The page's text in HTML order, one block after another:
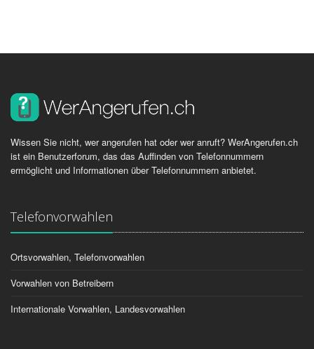
Wissen Sie nicht, wer angerufen hat oder wer anruft? WerAngerufen.ch
ist ein Benutzerforum, das das Auffinden von Telefonnummern
ermöglicht und Informationen über Telefonnummern anbietet.
Telefonvorwahlen
Ortsvorwahlen, Telefonvorwahlen
Vorwahlen von Betreibern
Internationale Vorwahlen, Landesvorwahlen